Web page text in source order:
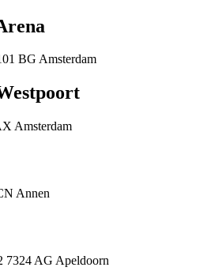
BG Amsterdam
Amsterdam
Annen
7324 AG Apeldoorn